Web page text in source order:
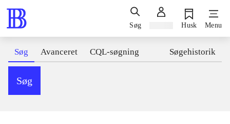
Søg Husk Menu
Søg Avanceret CQL-søgning Søgehistorik
Søg